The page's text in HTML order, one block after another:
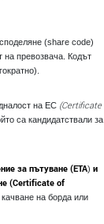
(share code)
на превозвача. Кодът
на ЕС (Certificate
са кандидатствали за
за пътуване (ETA) и
(Certificate of
на борда или